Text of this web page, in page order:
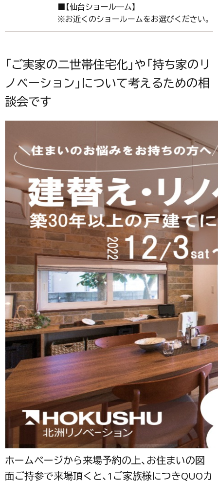
■【仙台ショール―ム】
※お近くのショールームをお選びください。
「ご実家の二世帯住宅化」や「持ち家のリ
ノベーション」について考えるための相
談会です
ホームページから来場予約の上、お住まいの図
面ご持参で来場頂くと、1ご家族様につきQUOカ